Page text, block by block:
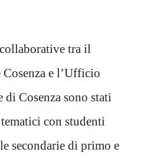
tra il
e l’Ufficio
Cosenza sono stati
con studenti
secondarie di primo e